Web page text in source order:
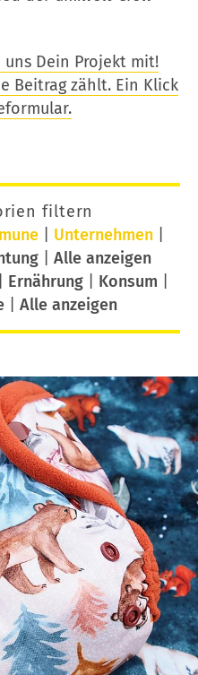
Dein Projekt mit!
Beitrag zählt. Ein Klick
filtern
| Unternehmen|
| Alle anzeigen
Ernährung Konsum
| Alle anzeigen